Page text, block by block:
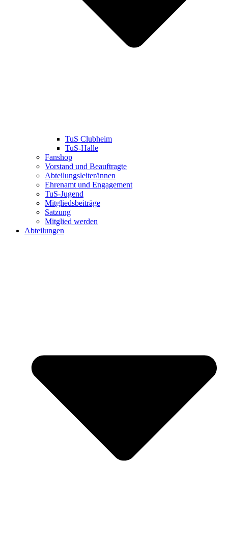
TuS Clubheim
TuS-Halle
Fanshop
Vorstand und Beauftragte
Abteilungsleiter/innen
Ehrenamt und Engagement
TuS-Jugend
Mitgliedsbeiträge
Satzung
Mitglied werden
Abteilungen